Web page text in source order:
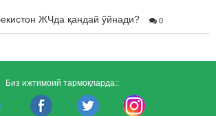
ЖЧда қандай ўйнади? 0
Биз ижтимоий тармоқларда::